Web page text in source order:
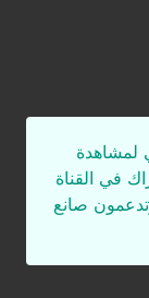
لمشاهدة
في القناة
صانع